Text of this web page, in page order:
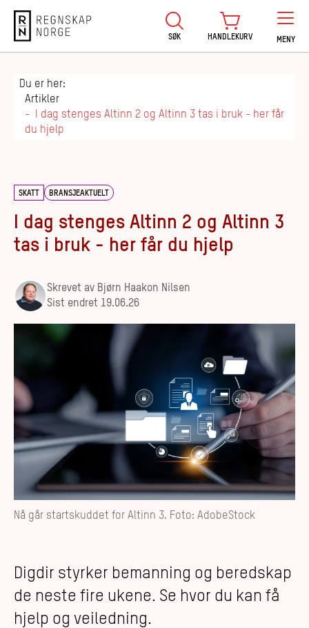
Regnskap Norge
SØK HANDLEKURV MENY
Du er her:
Artikler
I dag stenges Altinn 2 og Altinn 3 tas i bruk - her får
du hjelp
SKATT BRANSJEAKTUELT
I dag stenges Altinn 2 og Altinn 3
tas i bruk - her får du hjelp
Skrevet av Bjørn Haakon Nilsen
Sist endret 19.06.26
Nå går startskuddet for Altinn 3. Foto: AdobeStock
Digdir styrker bemanning og beredskap
de neste fire ukene. Se hvor du kan få
hjelp og veiledning.